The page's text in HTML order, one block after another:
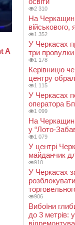
2 310
На
1 352
У Черкасах
три
1 178
Керівницю
центру
1 115
У Черкасах
оператора
1 099
На
у “Лото-
1 079
У центрі
майданчик
910
У Черкасах
906
Вибоїни
до 3 метрів: